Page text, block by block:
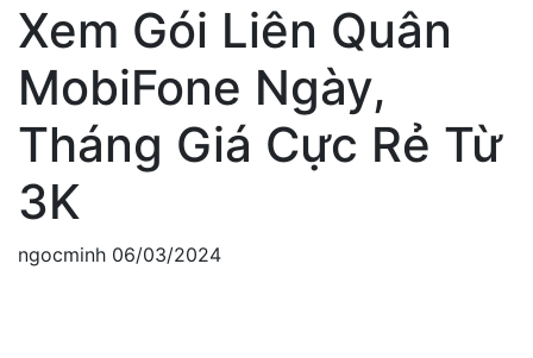
Xem Gói Liên Quân
MobiFone Ngày,
Tháng Giá Cực Rẻ Từ
3K
ngocminh 06/03/2024